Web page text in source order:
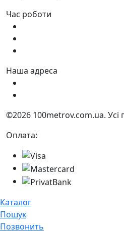
Час роботи
Наша адреса
©2026 100metrov.com.ua. Усі
Оплата:
Каталог
Пошук
Позвонить